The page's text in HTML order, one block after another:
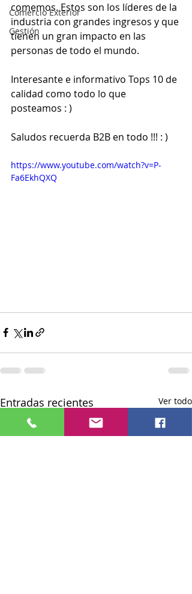
Comercio Exterior
Gestión
comemos. Estos son los líderes de la
industria con grandes ingresos y que
tienen un gran impacto en las
personas de todo el mundo.
Interesante e informativo Tops 10 de
calidad como todo lo que
posteamos : )
Saludos recuerda B2B en todo !!! : )
https://www.youtube.com/watch?v=P-
Fa6EkhQXQ
Entradas recientes Ver todo